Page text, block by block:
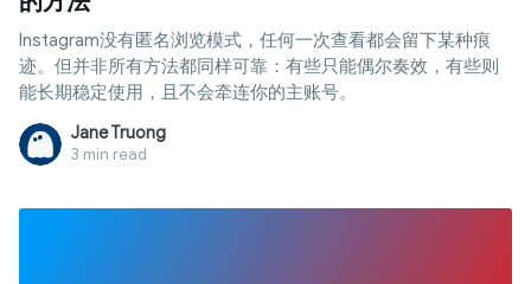
Instagram没有匿名浏览模式，任何一次查看都会留下某种痕
迹。但并非所有方法都同样可靠：有些只能偶尔奏效，有些则
能长期稳定使用，且不会牵连你的主账号。
Jane Truong
3 min read